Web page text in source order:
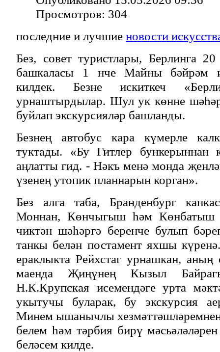
Просмотров: 304
последние и лучшие новости
Без, совет туристлары, Берлинга
башкаласы 1 нче Майны бәйрәм
килдек. Безне искиткеч
урнаштырдылар. Шул ук көнне
буйлап экскурсияләр башланды.
Безнең автобус кара күмерле
туктады. «Бу Гитлер бункерыннан
аңлатты гид. - Нәкъ менә монда
үзенең утопик планнарын корган».
Без алга таба, Бранденбург
Моннан, Көнчыгыш һәм Көнбатыш
чиктән шәһәргә беренче булып
танкы белән постамент яхшы
ераклыкта Рейхстаг урнашкан,
маенда Җиңүнең Кызыл
Н.К.Крупская исемендәге урта
укытучы буларак, бу экскурсия
Минем ышанычлы
белем һәм тәрбия бирү
беләсем килде.